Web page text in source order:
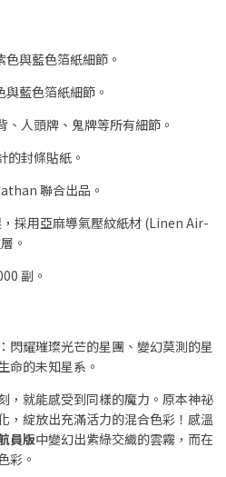
色與藍色箔紙細節。
與藍色箔紙細節。
、人頭牌、鬼牌等所有細節。
的封條貼紙。
聯合出品。
，採用亞麻導氣壓紋紙材 (Linen Air-
。
副。
閃耀璀璨光芒的星團、變幻莫測的星
命的未知星系。
，就能感受到同樣的魔力。原本神祕
，綻放出充滿活力的混合色彩！感溫
員版中變幻出紫綠交織的雲霧，而在
彩。